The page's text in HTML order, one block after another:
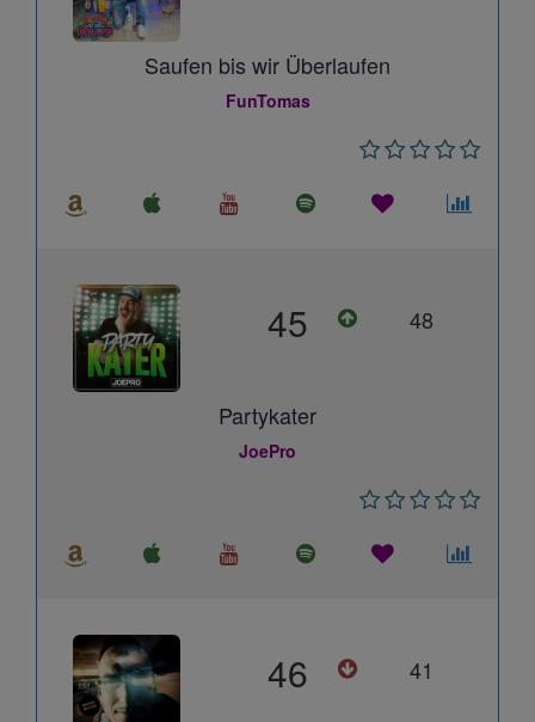
Saufen bis wir Überlaufen
FunTomas
45 48
Partykater
JoePro
46 41